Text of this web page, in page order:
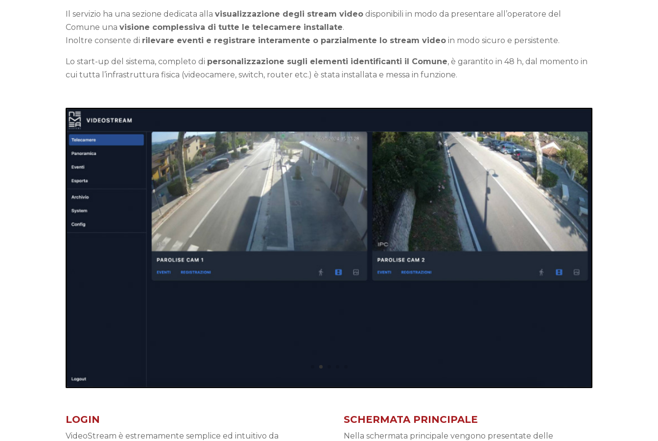
Il servizio ha una sezione dedicata allavisualizzazione degli stream video disponibili in modo da presentare all’operatore del
Comune unavisione complessiva di tutte le telecamere installate.
Inoltre consente di rilevare eventi e registrare interamente o parzialmente lo stream video in modo sicuro e persistente.
Lo start-up del sistema, completo di personalizzazione sugli elementi identificanti il Comune, è garantito in 48 h, dal momento in
cui tutta l’infrastruttura fisica (videocamere, switch, router etc.) è stata installata e messa in funzione.
LOGIN
VideoStream è estremamente semplice ed intuitivo da
SCHERMATA PRINCIPALE
Nella schermata principale vengono presentate delle